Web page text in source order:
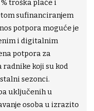
troška plaće i
sufinanciranjem
potpora moguće je
i digitalnim
potpora za
radnike koji su kod
sezonci.
uključenih u
osoba u izrazito